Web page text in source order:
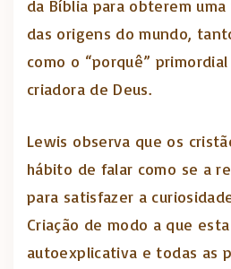
da Bíblia para obterem
das origens do mundo,
como o “porquê”
criadora de Deus.
Lewis observa que os
hábito de falar como se a
para satisfazer a
Criação de modo a que
autoexplicativa e todas as